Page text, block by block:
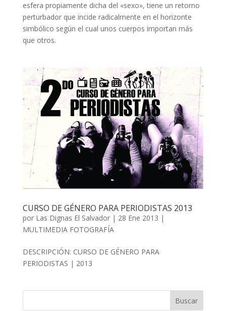
esfera propiamente dicha del «sexo», tiene un retorno
perturbador que incide radicalmente en el horizonte
simbólico según el cual unos cuerpos importan más
que otros.
CURSO DE GÉNERO PARA PERIODISTAS 2013
por Las Dignas El Salvador| 28 Ene 2013 |
MULTIMEDIA FOTOGRAFÍA
DESCRIPCIÓN: CURSO DE GÉNERO PARA
PERIODISTAS | 2013